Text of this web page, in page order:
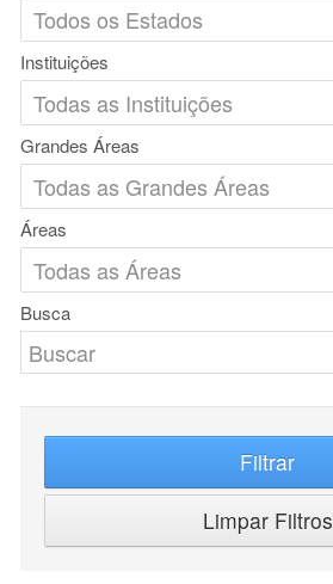
Instituições
Grandes Áreas
Áreas
Busca
Filtrar
Limpar Filtros